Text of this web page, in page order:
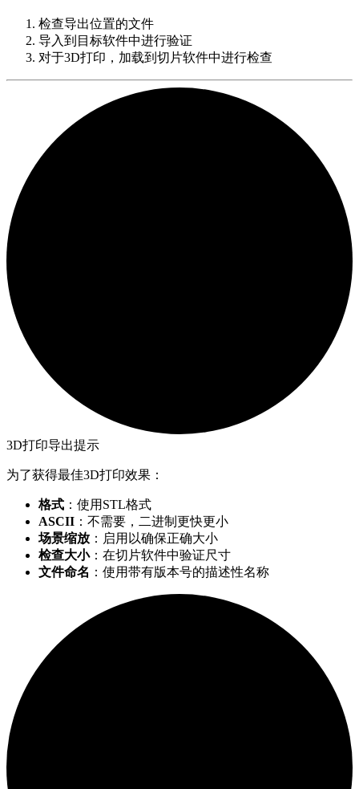
检查导出位置的文件
导入到目标软件中进行验证
对于3D打印，加载到切片软件中进行检查
3D打印导出提示
为了获得最佳3D打印效果：
格式 ：使用STL格式
ASCII ：不需要，二进制更快更小
场景缩放 ：启用以确保正确大小
检查大小：在切片软件中验证尺寸
文件命名 ：使用带有版本号的描述性名称